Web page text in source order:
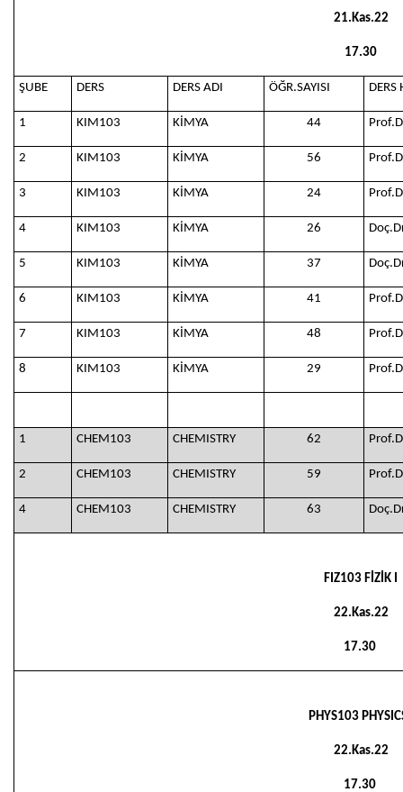
21.Kas.22
17.30
ŞUBE DERS DERS ADI ÖĞR.SAYISI DERS
1 KIM103 KİMYA 44
2 KIM103 KİMYA 56
3 KIM103 KİMYA 24
4 KIM103 KİMYA 26
5 KIM103 KİMYA 37
6 KIM103 KİMYA 41
7 KIM103 KİMYA 48
8 KIM103 KİMYA 29
1 CHEM103 CHEMISTRY 62
2 CHEM103 CHEMISTRY 59
4 CHEM103 CHEMISTRY 63
FIZ103 FİZİK I
22.Kas.22
17.30
PHYS103
22.Kas.22
17.30